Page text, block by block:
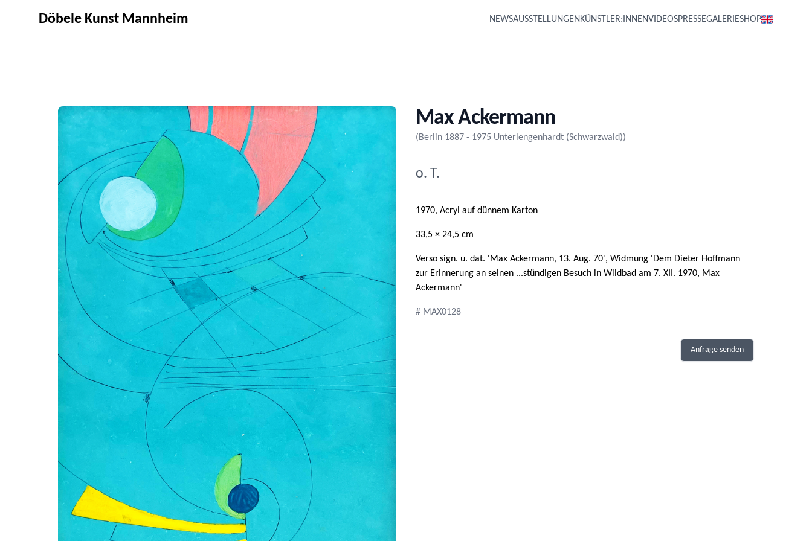
Döbele Kunst Mannheim NEWSAUSSTELLUNGEN KÜNSTLER:INNENVIDEOSPRESSEGALERIESHOP
Max Ackermann
(Berlin 1887 - 1975 Unterlengenhardt (Schwarzwald))
o. T.
1970, Acryl auf dünnem Karton
33,5 × 24,5 cm
Verso sign. u. dat. 'Max Ackermann, 13. Aug. 70', Widmung 'Dem Dieter Hoffmann
zur Erinnerung an seinen ...stündigen Besuch in Wildbad am 7. XII. 1970, Max
Ackermann'
# MAX0128
Anfrage senden